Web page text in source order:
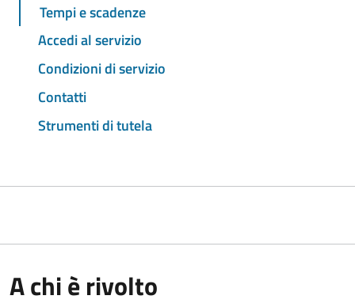
Tempi e scadenze
Accedi al servizio
Condizioni di servizio
Contatti
Strumenti di tutela
A chi è rivolto